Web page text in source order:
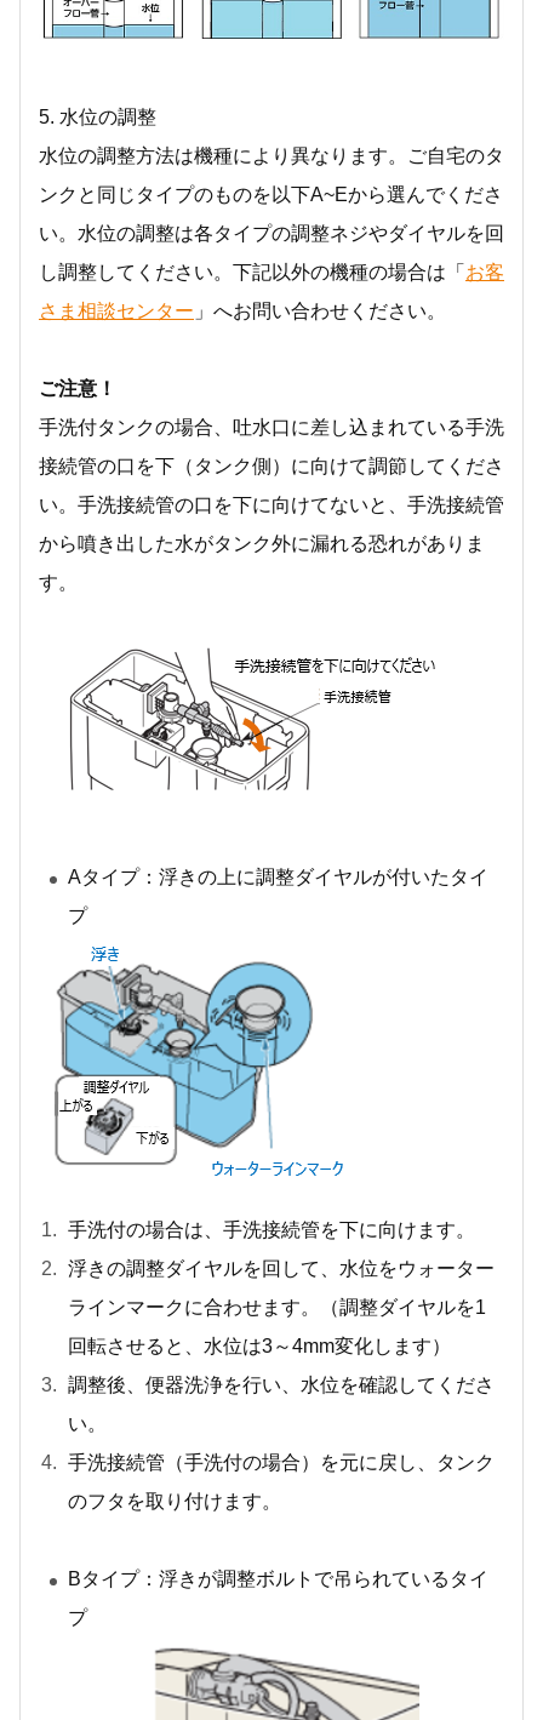
5. 水位の調整
水位の調整方法は機種により異なります。ご自宅のタ
ンクと同じタイプのものを以下A~Eから選んでくださ
い。水位の調整は各タイプの調整ネジやダイヤルを回
し調整してください。下記以外の機種の場合は「 お客
さま相談センター 」へお問い合わせください。
ご注意！
手洗付タンクの場合、吐水口に差し込まれている手洗
接続管の口を下（タンク側）に向けて調節してくださ
い。手洗接続管の口を下に向けてないと、手洗接続管
から噴き出した水がタンク外に漏れる恐れがありま
す。
Aタイプ：浮きの上に調整ダイヤルが付いたタイ
プ
手洗付の場合は、手洗接続管を下に向けます。
浮きの調整ダイヤルを回して、水位をウォーター
ラインマークに合わせます。（調整ダイヤルを1
回転させると、水位は3～4mm変化します）
調整後、便器洗浄を行い、水位を確認してくださ
い。
手洗接続管（手洗付の場合）を元に戻し、タンク
のフタを取り付けます。
Bタイプ：浮きが調整ボルトで吊られているタイ
プ